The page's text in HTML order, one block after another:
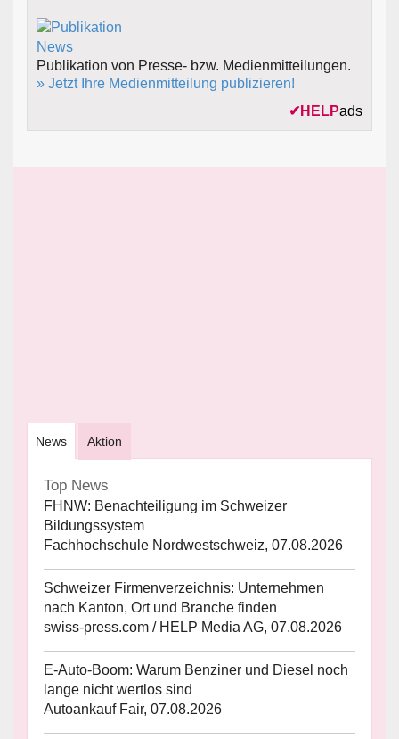
Publikation von Presse- bzw. Medienmitteilungen.
» Jetzt Ihre Medienmitteilung publizieren!
✔ HELPads
News Aktion
Top News
FHNW: Benachteiligung im Schweizer
Bildungssystem
Fachhochschule Nordwestschweiz, 07.08.2026
Schweizer Firmenverzeichnis: Unternehmen
nach Kanton, Ort und Branche finden
swiss-press.com / HELP Media AG, 07.08.2026
E-Auto-Boom: Warum Benziner und Diesel noch
lange nicht wertlos sind
Autoankauf Fair, 07.08.2026